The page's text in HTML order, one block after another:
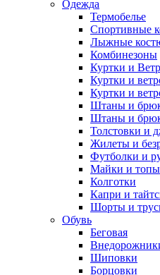
Одежда
Термобелье
Спортивные
Лыжные
Комбинезоны
Куртки и
Куртки и
Куртки и
Штаны и
Штаны и
Толстовки и
Жилеты и
Футболки и
Майки и топы
Колготки
Капри и
Шорты и
Обувь
Беговая
Шиповки
Борцовки